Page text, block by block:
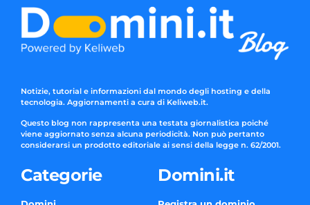
Notizie, tutorial e informazioni dal mondo degli hosting e della
tecnologia. Aggiornamenti a cura di Keliweb.it.
Questo blog non rappresenta una testata giornalistica poiché
viene aggiornato senza alcuna periodicità. Non può pertanto
considerarsi un prodotto editoriale ai sensi della legge n. 62/2001.
Categorie Domini.it